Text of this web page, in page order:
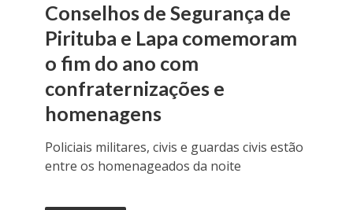
Conselhos de Segurança de
Pirituba e Lapa comemoram
o fim do ano com
confraternizações e
homenagens
Policiais militares, civis e guardas civis estão
entre os homenageados da noite